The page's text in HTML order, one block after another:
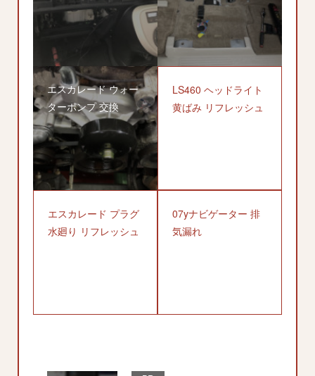
エスカレード ウォー
ターポンプ 交換
LS460 ヘッドライト
黄ばみ リフレッシュ
エスカレード プラグ
水廻り リフレッシュ
07yナビゲーター 排
気漏れ